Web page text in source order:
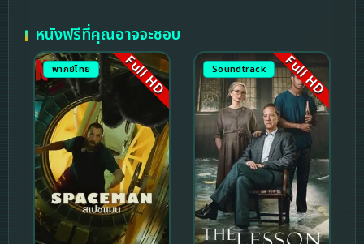
หนังฟรีที่คุณอาจจะชอบ
พากย์ไทย Full HD Soundtrack Full HD